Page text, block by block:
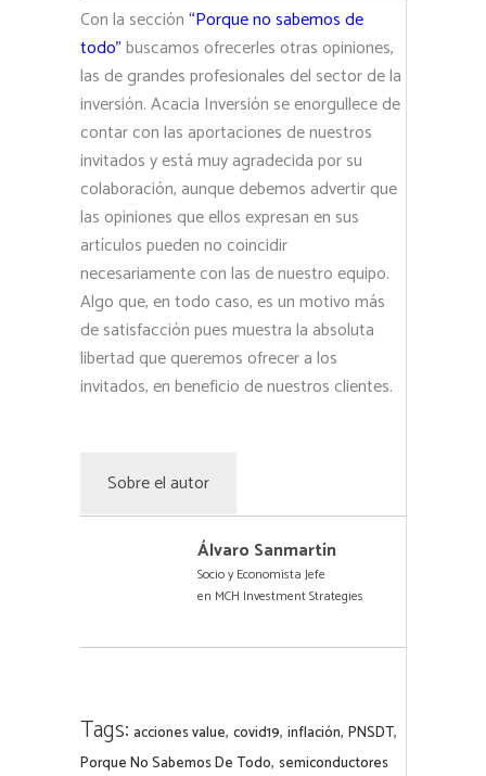
Con la sección“Porque no sabemos de
todo”buscamos ofrecerles otras opiniones,
las de grandes profesionales del sector de la
inversión. Acacia Inversión se enorgullece de
contar con las aportaciones de nuestros
invitados y está muy agradecida por su
colaboración, aunque debemos advertir que
las opiniones que ellos expresan en sus
artículos pueden no coincidir
necesariamente con las de nuestro equipo.
Algo que, en todo caso, es un motivo más
de satisfacción pues muestra la absoluta
libertad que queremos ofrecer a los
invitados, en beneficio de nuestros clientes.
Sobre el autor
Álvaro Sanmartín
Socio y Economista Jefe
en MCH Investment Strategies
Tags: acciones value, covid19, inflación, PNSDT,
Porque No Sabemos De Todo, semiconductores